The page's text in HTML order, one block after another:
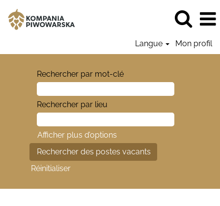
Langue Mon profil
Rechercher par mot-clé
Rechercher par lieu
Afficher plus d’options
Réinitialiser